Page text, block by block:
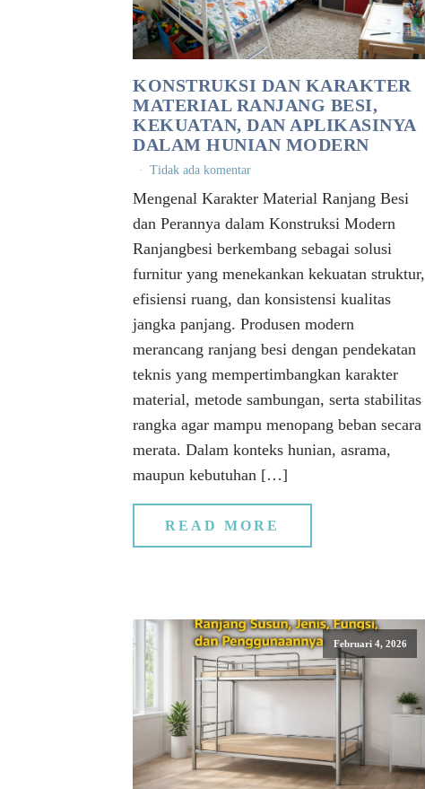
KONSTRUKSI DAN KARAKTER
MATERIAL RANJANG BESI,
KEKUATAN, DAN APLIKASINYA
DALAM HUNIAN MODERN
Tidak ada komentar
Mengenal Karakter Material Ranjang Besi
dan Perannya dalam Konstruksi Modern
Ranjangbesi berkembang sebagai solusi
furnitur yang menekankan kekuatan struktur,
efisiensi ruang, dan konsistensi kualitas
jangka panjang. Produsen modern
merancang ranjang besi dengan pendekatan
teknis yang mempertimbangkan karakter
material, metode sambungan, serta stabilitas
rangka agar mampu menopang beban secara
merata. Dalam konteks hunian, asrama,
maupun kebutuhan […]
READ MORE
Februari 4, 2026